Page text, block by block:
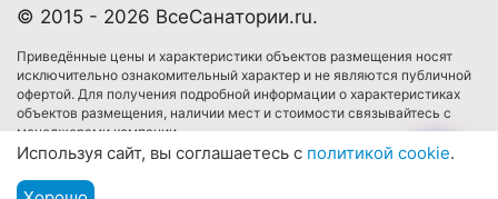
© 2015 - 2026 ВсеСанатории.ru.
Приведённые цены и характеристики объектов размещения носят
исключительно ознакомительный характер и не являются публичной
офертой. Для получения подробной информации о характеристиках
объектов размещения, наличии мест и стоимости связывайтесь с
менеджерами компании.
Имеются противопоказания. Необходима консультация специалиста.
Используя сайт, вы соглашаетесь с политикой cookie.